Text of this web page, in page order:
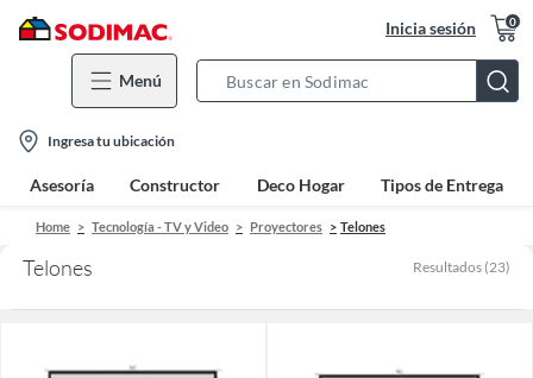
Inicia sesión 0
Menú
Bar
location-
icon
Ingresa tu ubicación
Asesoría Constructor Deco Hogar Tipos de Entrega
Home Tecnología - TV y Video Proyectores Telones
Telones Resultados (23)